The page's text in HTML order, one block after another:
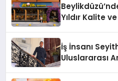
Yıldır Kalite
İş İnsanı
Uluslararası